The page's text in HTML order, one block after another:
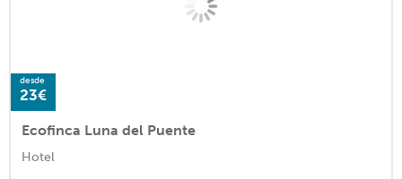
desde
23€
Ecofinca Luna del Puente
Hotel